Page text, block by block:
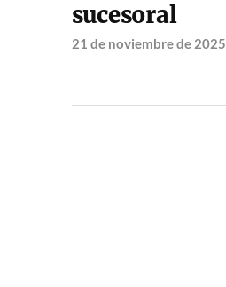
sucesoral
21 de noviembre de 2025